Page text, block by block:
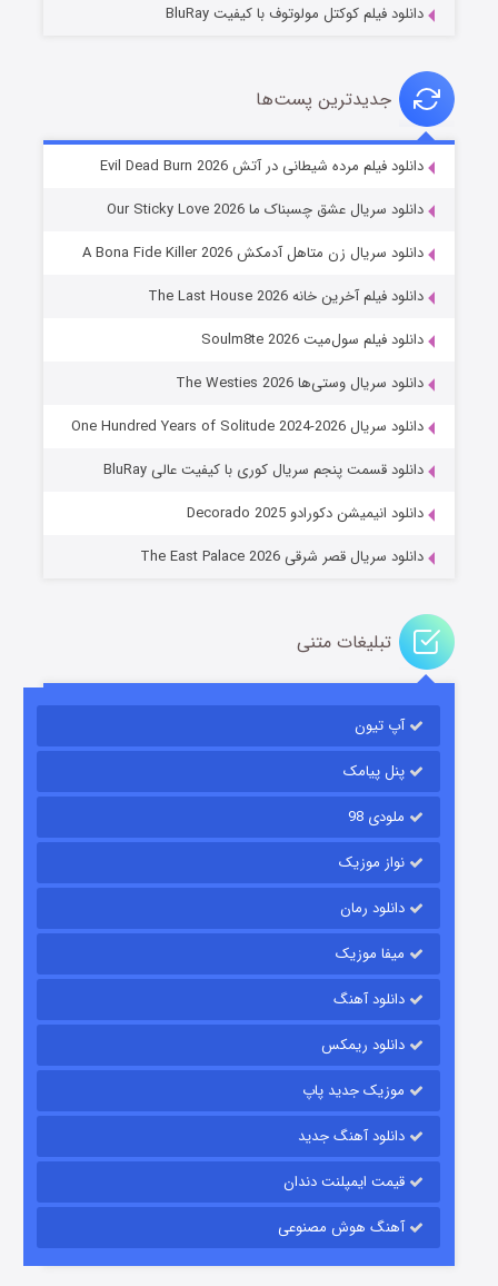
شوهر
قسمت۲ (زیرنویس) منتشر شد
قسمت
دانلود فیلم کوکتل مولوتوف با کیفیت BluRay
جدیدترین پست‌ها
دانلود فیلم مرده شیطانی در آتش Evil Dead Burn 2026
دانلود سریال عشق چسبناک ما Our Sticky Love 2026
دانلود سریال زن متاهل آدمکش A Bona Fide Killer 2026
دانلود فیلم آخرین خانه The Last House 2026
دانلود فیلم سول‌میت Soulm8te 2026
دانلود سریال وستی‌ها The Westies 2026
دانلود سریال One Hundred Years of Solitude 2024-2026
دانلود قسمت پنجم سریال کوری با کیفیت عالی BluRay
دانلود انیمیشن دکورادو Decorado 2025
دانلود سریال قصر شرقی The East Palace 2026
تبلیغات متنی
آپ تیون
پنل پیامک
ملودی 98
نواز موزیک
دانلود رمان
میفا موزیک
دانلود آهنگ
دانلود ریمکس
موزیک جدید پاپ
دانلود آهنگ جدید
قیمت ایمپلنت دندان
آهنگ هوش مصنوعی